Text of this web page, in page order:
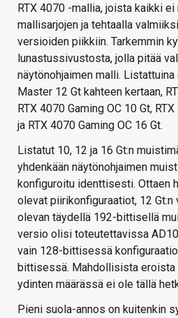
RTX 4070 -mallia, joista kaikki ei
mallisarjojen ja tehtaalla
versioiden piikkiin. Tarkemmin
lunastussivustosta, jolla pitää
näytönohjaimen malli.
Master 12 Gt kahteen kertaan,
RTX 4070 Gaming OC 10 Gt,
ja RTX 4070 Gaming OC 16 Gt.
Listatut 10, 12 ja 16 Gt:n
yhdenkään näytönohjaimen
konfiguroitu identtisesti. Ottaen
olevat piirikonfiguraatiot, 12
olevan täydellä 192-bittisellä
versio olisi toteutettavissa
vain 128-bittisessä
bittisessä. Mahdollisista eroista
ydinten määrässä ei ole tällä
Pieni suola-annos on kuitenkin